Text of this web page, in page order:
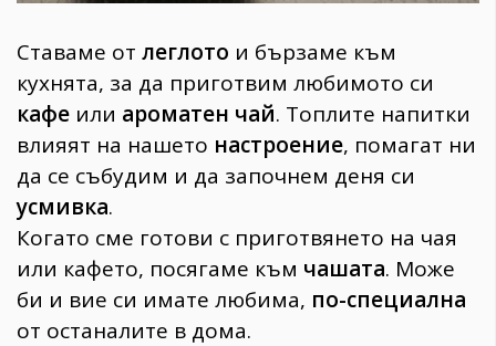
382
Wellness
1817
ПОСЛЕДВАЙТЕ
НИ
Ставаме от леглото и бързаме към
кухнята, за да приготвим любимото си
кафе или ароматен чай. Топлите напитки
влияят на нашето настроение, помагат ни
да се събудим и да започнем деня си
усмивка.
Когато сме готови с приготвянето на чая
или кафето, посягаме към чашата. Може
би и вие си имате любима, по-специална
от останалите в дома.